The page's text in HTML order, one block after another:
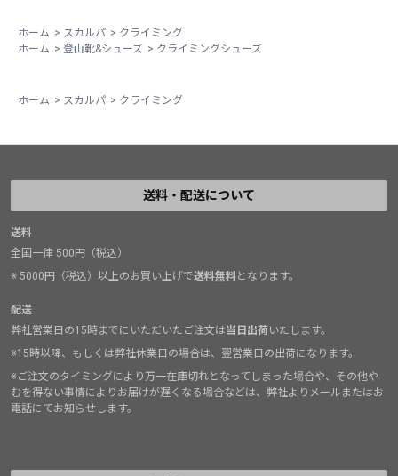
また、２代目から受け継いだアッパーの構造によって、
初代よりも甲側がソフトになり、ここで足にかかる圧を
の履きやすさを実現しています（それでも２代目よりは
グの性能も初代より上がっているようです。
代目の快適性の間、「ちょうどいいけれどしっかり踏め
る」というところにズバリ当ててきたのが３代目のブー
幅広且つ甲高で、親指よりも人差し指が長い足型（いわ
ゆるギリシャ型）の僕は、細身でターンインのある初代
履いてみると「これなら自分でも履いて使いこなせる」
みが早い！使い始めて3日目でもう本気のクライミング
に実践投入してしまいました。
ホーム > スカルパ > クライミング
ホーム > 登山靴&シューズ > クライミングシューズ
ホーム > スカルパ > クライミング
送料・配送について
送料
全国一律 500円（税込）
※ 5000円（税込）以上のお買い上げで送料無料となります。
配送
弊社営業日の15時までにいただいたご注文は当日出荷いたします。
※15時以降、もしくは弊社休業日の場合は、翌営業日の出荷になります。
※ご注文のタイミングにより万一在庫切れとなってしまった場合や、その他や
むを得ない事情によりお届けが遅くなる場合などは、弊社よりメールまたはお
電話にてお知らせします。